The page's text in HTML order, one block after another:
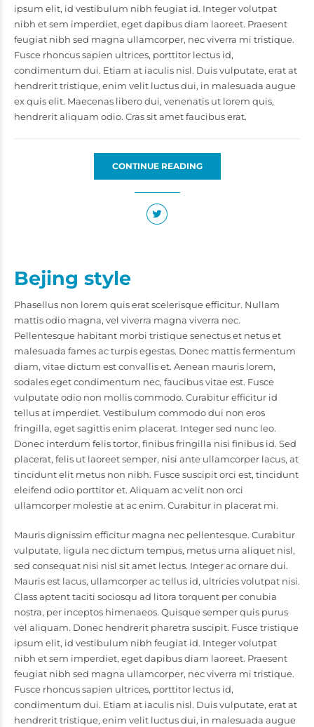
ipsum elit, id vestibulum nibh feugiat id. Integer volutpat
nibh et sem imperdiet, eget dapibus diam laoreet. Praesent
feugiat nibh sed magna ullamcorper, nec viverra mi tristique.
Fusce rhoncus sapien ultrices, porttitor lectus id,
condimentum dui. Etiam at iaculis nisl. Duis vulputate, erat at
hendrerit tristique, enim velit luctus dui, in malesuada augue
ex quis elit. Maecenas libero dui, venenatis ut lorem quis,
hendrerit aliquam odio. Cras sit amet faucibus erat.
CONTINUE READING
Bejing style
Phasellus non lorem quis erat scelerisque efficitur. Nullam
mattis odio magna, vel viverra magna viverra nec.
Pellentesque habitant morbi tristique senectus et netus et
malesuada fames ac turpis egestas. Donec mattis fermentum
diam, vitae dictum est convallis et. Aenean mauris lorem,
sodales eget condimentum nec, faucibus vitae est. Fusce
vulputate odio non mollis commodo. Curabitur efficitur id
tellus at imperdiet. Vestibulum commodo dui non eros
fringilla, eget sagittis enim placerat. Integer sed nunc leo.
Donec interdum felis tortor, finibus fringilla nisi finibus id. Sed
placerat, felis ut laoreet semper, nisi ante ullamcorper lacus, at
tincidunt elit metus non nibh. Fusce suscipit orci est, tincidunt
eleifend odio porttitor et. Aliquam ac velit non orci
ullamcorper molestie at ac enim. Curabitur in placerat mi.
Mauris dignissim efficitur magna nec pellentesque. Curabitur
vulputate, ligula nec dictum tempus, metus urna aliquet nisl,
sed consequat nisi nisl sit amet lectus. Integer ac ornare dui.
Mauris est lacus, ullamcorper ac tellus id, ultricies volutpat nisi.
Class aptent taciti sociosqu ad litora torquent per conubia
nostra, per inceptos himenaeos. Quisque semper quis purus
vel aliquam. Donec hendrerit pharetra suscipit. Fusce tristique
ipsum elit, id vestibulum nibh feugiat id. Integer volutpat
nibh et sem imperdiet, eget dapibus diam laoreet. Praesent
feugiat nibh sed magna ullamcorper, nec viverra mi tristique.
Fusce rhoncus sapien ultrices, porttitor lectus id,
condimentum dui. Etiam at iaculis nisl. Duis vulputate, erat at
hendrerit tristique, enim velit luctus dui, in malesuada augue